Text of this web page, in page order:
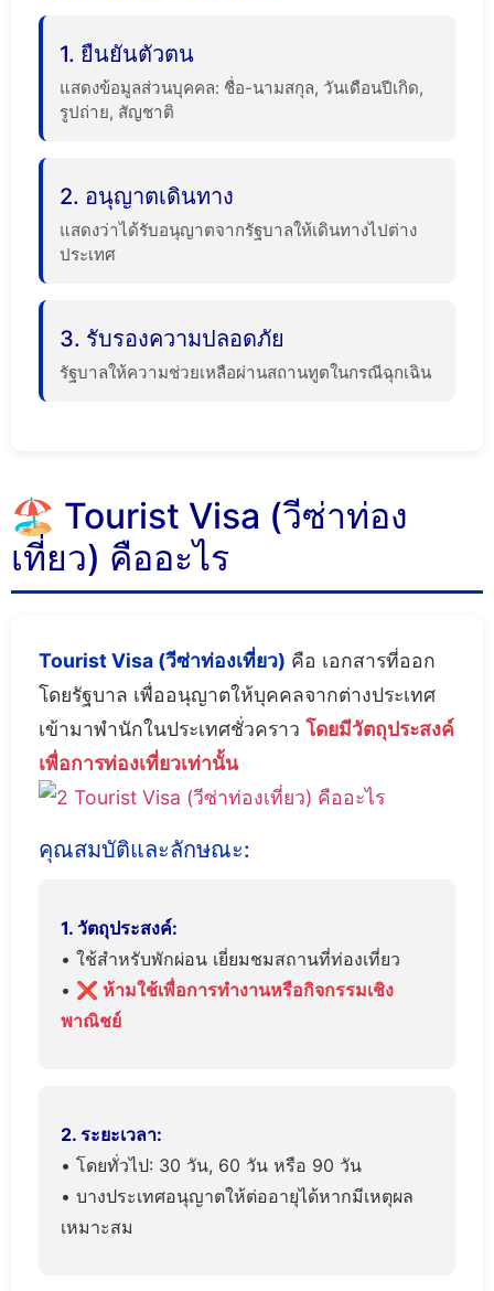
1. ยืนยันตัวตน
แสดงข้อมูลส่วนบุคคล: ชื่อ-นามสกุล, วันเดือนปีเกิด,
รูปถ่าย, สัญชาติ
2. อนุญาตเดินทาง
แสดงว่าได้รับอนุญาตจากรัฐบาลให้เดินทางไปต่าง
ประเทศ
3. รับรองความปลอดภัย
รัฐบาลให้ความช่วยเหลือผ่านสถานทูตในกรณีฉุกเฉิน
🏖️ Tourist Visa (วีซ่าท่อง
เที่ยว) คืออะไร
Tourist Visa (วีซ่าท่องเที่ยว) คือ เอกสารที่ออก
โดยรัฐบาล เพื่ออนุญาตให้บุคคลจากต่างประเทศ
เข้ามาพำนักในประเทศชั่วคราว โดยมีวัตถุประสงค์
เพื่อการท่องเที่ยวเท่านั้น
คุณสมบัติและลักษณะ:
1. วัตถุประสงค์:
• ใช้สำหรับพักผ่อน เยี่ยมชมสถานที่ท่องเที่ยว
• ❌ ห้ามใช้เพื่อการทำงานหรือกิจกรรมเชิง
พาณิชย์
2. ระยะเวลา:
• โดยทั่วไป: 30 วัน, 60 วัน หรือ 90 วัน
• บางประเทศอนุญาตให้ต่ออายุได้หากมีเหตุผล
เหมาะสม